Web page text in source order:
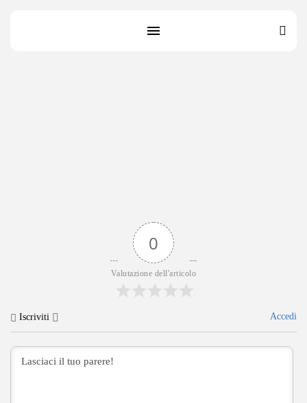
0
Valutazione dell'articolo
Iscriviti Accedi